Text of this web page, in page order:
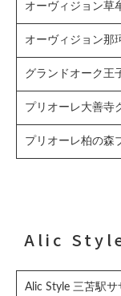
オーヴィジョン草
オーヴィジョン那
グランドオーク王
プリオーレ大善寺
プリオーレ柏の森
Alic Style
Alic Style 三苫駅サ